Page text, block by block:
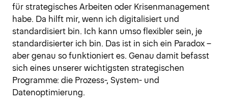
für strategisches Arbeiten oder Krisenmanagement
habe. Da hilft mir, wenn ich digitalisiert und
standardisiert bin. Ich kann umso flexibler sein, je
standardisierter ich bin. Das ist in sich ein Paradox –
aber genau so funktioniert es. Genau damit befasst
sich eines unserer wichtigsten strategischen
Programme: die Prozess-, System- und
Datenoptimierung.